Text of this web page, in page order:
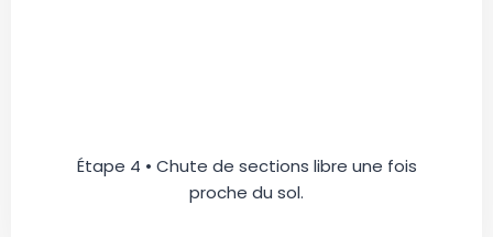
Étape 4 • Chute de sections libre une fois
proche du sol.